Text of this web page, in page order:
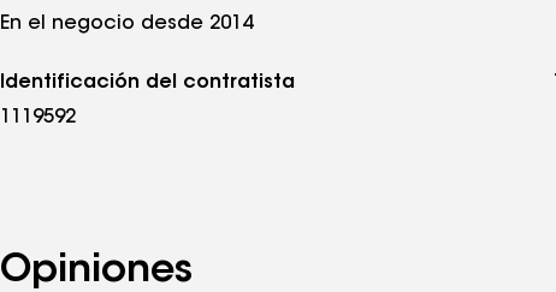
En el negocio desde 2014
Identificación del contratista
1119592
Opiniones